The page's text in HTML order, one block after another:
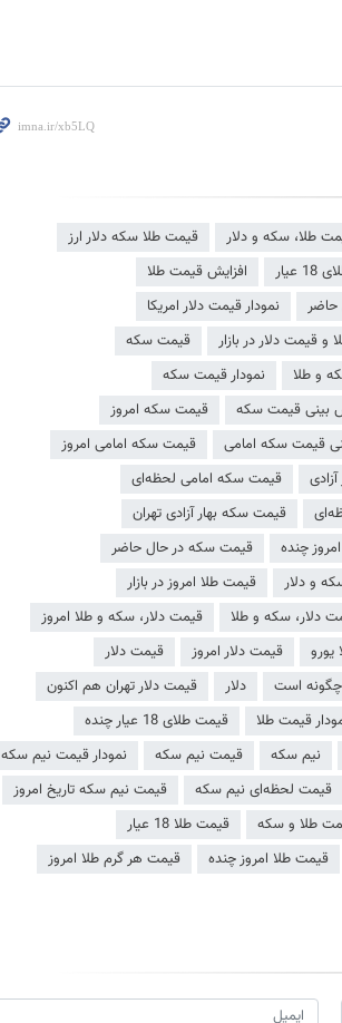
طلا، سکه و دلار
قیمت طلا سکه دلار ارز
افزایش قیمت طلا
حاضر
نمودار قیمت دلار امریکا
دلار در بازار
قیمت سکه
و طلا
نمودار قیمت سکه
بینی قیمت سکه
قیمت سکه امروز
قیمت سکه امامی
قیمت سکه امامی امروز
قیمت سکه امامی لحظه‌ای
قیمت سکه بهار آزادی تهران
چنده
قیمت سکه در حال حاضر
و دلار
قیمت طلا امروز در بازار
دلار، سکه و طلا
قیمت دلار، سکه و طلا امروز
یورو قیمت دلار امروز
قیمت دلار
چگونه است دلار
قیمت دلار تهران هم اکنون
قیمت طلا
قیمت طلای 18 عیار چنده
نیم سکه قیمت نیم سکه
نمودار قیمت نیم سکه
قیمت لحظه‌ای نیم سکه
قیمت نیم سکه تاریخ امروز
طلا و سکه
قیمت طلا 18 عیار
قیمت طلا امروز چنده
قیمت هر گرم طلا امروز